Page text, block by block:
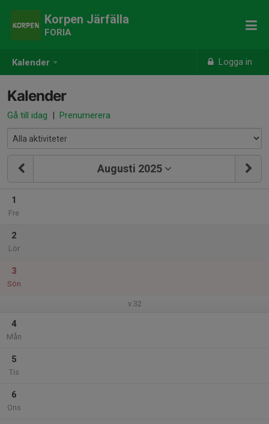
Kalender Logga in
Korpen Järfälla
FORIA
Kalender
Gå till idag | Prenumerera
Augusti 2025
1
Fre
2
Lör
3
Sön
v.32
4
Mån
5
Tis
6
Ons